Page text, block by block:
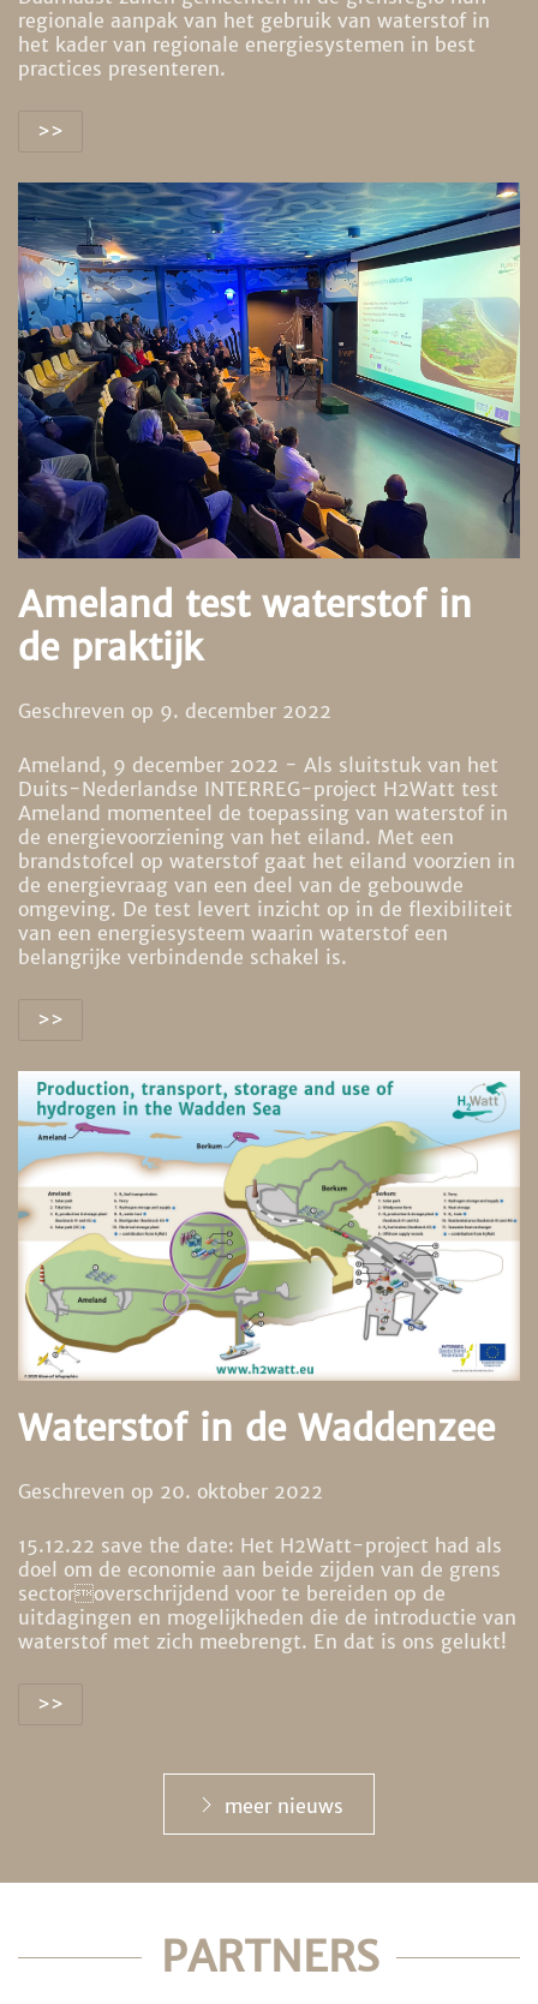
regionale aanpak van het gebruik van waterstof in
het kader van regionale energiesystemen in best
practices presenteren.
>>
Ameland test waterstof in
de praktijk
Geschreven op 9. december 2022
Ameland, 9 december 2022 - Als sluitstuk van het
Duits-Nederlandse INTERREG-project H2Watt test
Ameland momenteel de toepassing van waterstof in
de energievoorziening van het eiland. Met een
brandstofcel op waterstof gaat het eiland voorzien in
de energievraag van een deel van de gebouwde
omgeving. De test levert inzicht op in de flexibiliteit
van een energiesysteem waarin waterstof een
belangrijke verbindende schakel is.
>>
Waterstof in de Waddenzee
Geschreven op 20. oktober 2022
15.12.22 save the date: Het H2Watt-project had als
doel om de economie aan beide zijden van de grens
sectoroverschrijdend voor te bereiden op de
uitdagingen en mogelijkheden die de introductie van
waterstof met zich meebrengt. En dat is ons gelukt!
>>
meer nieuws
PARTNERS